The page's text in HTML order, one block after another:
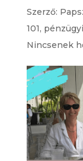
Szerző:
101,
Nincsenek